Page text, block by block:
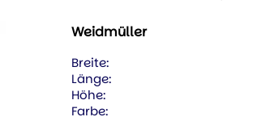
Weidmüller
Breite:
Länge:
Höhe:
Farbe: